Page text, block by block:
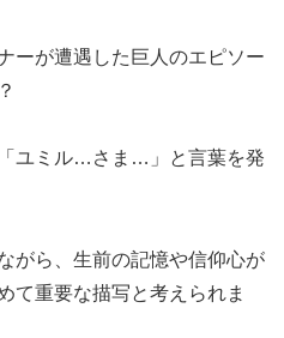
ーが遭遇した巨人のエピソー
ユミル…さま…」と言葉を発
がら、生前の記憶や信仰心が
て重要な描写と考えられま